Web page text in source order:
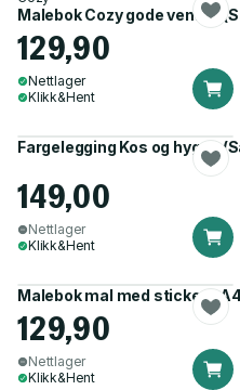
Malebok Cozy gode venner
129,90
Nettlager
Klikk&Hent
Fargelegging Kos og hygge
149,00
Nettlager
Klikk&Hent
Malebok mal med stickers
129,90
Nettlager
Klikk&Hent